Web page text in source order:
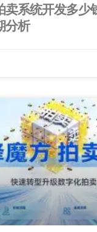
卖系统开发多少
分析